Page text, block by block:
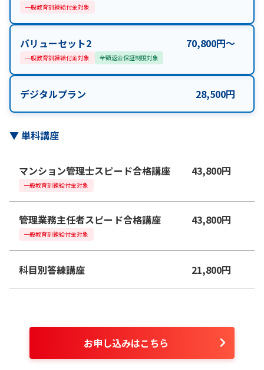
一般教育訓練給付金対象
バリューセット2 70,800円〜
一般教育訓練給付金対象 全額返金保証制度対象
デジタルプラン 28,500円
▼単科講座
マンション管理士スピード合格講座 43,800円
一般教育訓練給付金対象
管理業務主任者スピード合格講座 43,800円
一般教育訓練給付金対象
科目別答練講座 21,800円
お申し込みはこちら